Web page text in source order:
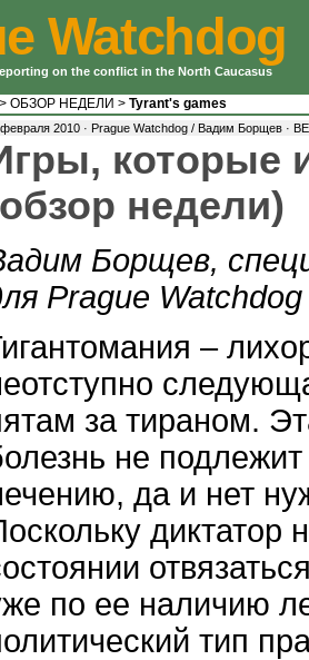
Watchdog
on the conflict in the North Caucasus
ОБЗОР НЕДЕЛИ > Tyrant's games
2010 · Prague Watchdog / Вадим Борщев ·
которые
недели)
Борщев,
Prague Watchdog
–
за тираном.
не подлежит
да и нет
диктатор
по ее наличию
тип